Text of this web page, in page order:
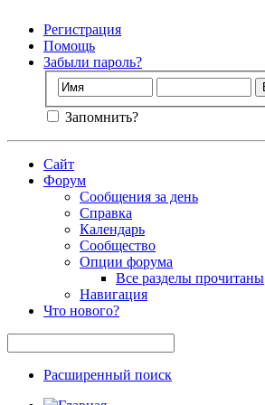
Регистрация
Помощь
Забыли пароль?
Запомнить?
Сайт
Форум
Сообщения за день
Справка
Календарь
Сообщество
Опции форума
Все разделы прочитаны
Навигация
Что нового?
Расширенный поиск